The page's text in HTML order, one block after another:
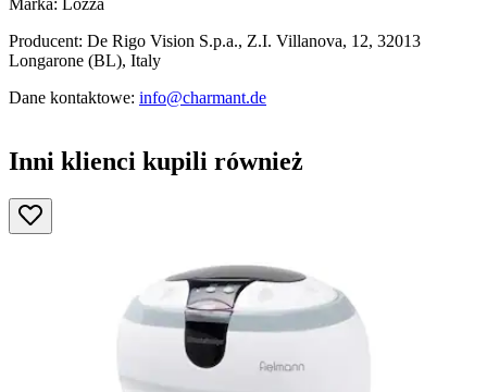
Marka: Lozza
Producent: De Rigo Vision S.p.a., Z.I. Villanova, 12, 32013
Longarone (BL), Italy
Dane kontaktowe: info@charmant.de
Inni klienci kupili również